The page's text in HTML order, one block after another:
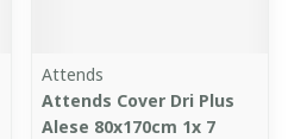
Attends
Attends Cover Dri Plus
Alese 80x170cm 1x 7